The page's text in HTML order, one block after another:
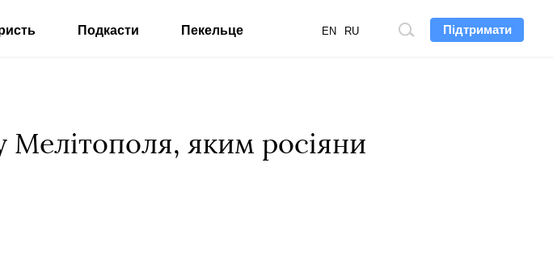
Підтримати
Пошук
EN RU
Подкасти Пекельце
яким росіяни